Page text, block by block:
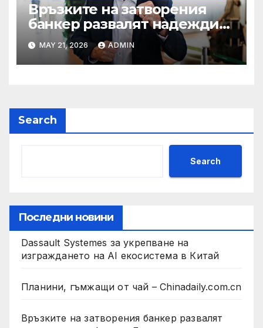
Връзките на затворения
банкер развалят надеждите
на Флавио Болсонаро за
президент на Бразилия
MAY 21, 2026 ADMIN
Search
Search
Последни новини
Dassault Systemes за укрепване на
изграждането на AI екосистема в Китай
Планини, гъмжащи от чай – Chinadaily.com.cn
Връзките на затворения банкер развалят